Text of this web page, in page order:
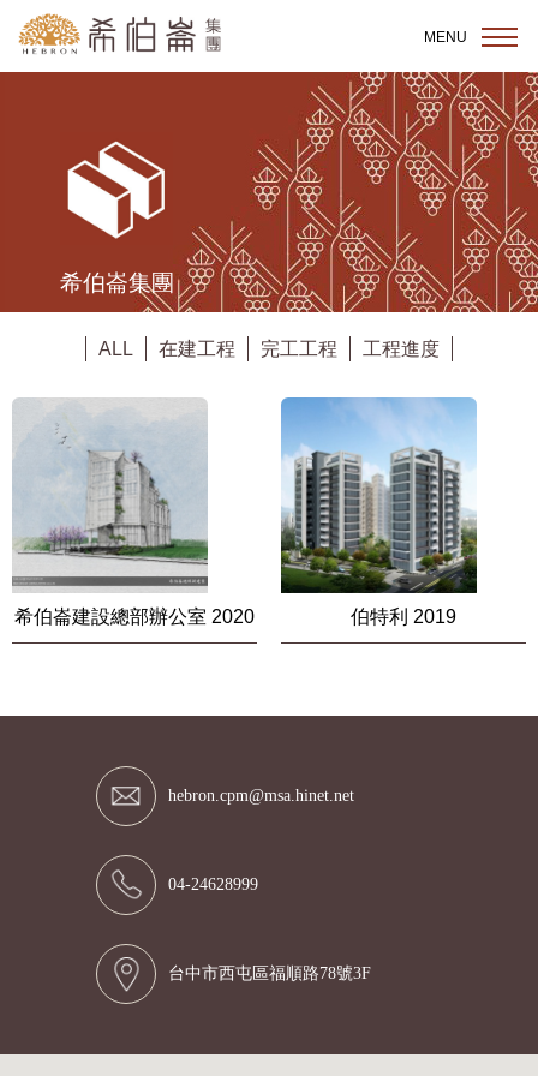
跳到主要內容區塊
MENU
希伯崙集團
ALL 在建工程 完工工程 工程進度
希伯崙建設總部辦公室 2020 伯特利 2019
hebron.cpm@msa.hinet.net
04-24628999
台中市西屯區福順路78號3F